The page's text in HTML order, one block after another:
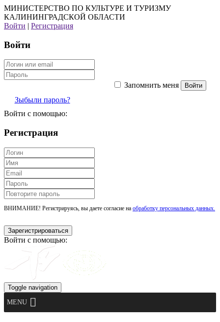
МИНИСТЕРСТВО ПО КУЛЬТУРЕ И ТУРИЗМУ
КАЛИНИНГРАДСКОЙ ОБЛАСТИ
Войти | Регистрация
Войти
Запомнить меня
Зыбыли пароль?
Войти с помощью:
Регистрация
ВНИМАНИЕ! Регистрируясь, вы даете согласие на обработку персональных данных.
Войти с помощью:
Toggle navigation
MENU